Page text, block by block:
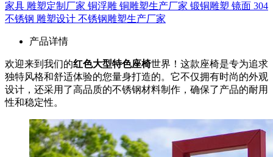
家具 雕塑定制厂家 铜浮雕 铜雕塑生产厂家 锻铜雕塑 镜面 304
不锈钢 雕塑设计 不锈钢雕塑生产厂家
产品详情
欢迎来到我们的红色大型特色座椅世界！这款座椅是专为追求
独特风格和舒适体验的您量身打造的。它不仅拥有时尚的外观
设计，还采用了高品质的不锈钢材料制作，确保了产品的耐用
性和稳定性。